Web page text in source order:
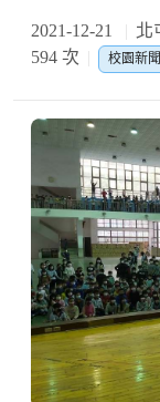
2021-12-21 北
594 次
校園新聞